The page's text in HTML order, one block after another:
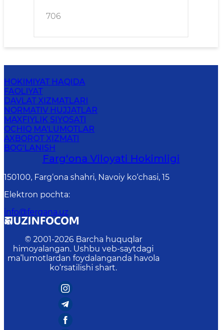
706
HOKIMIYAT HAQIDA
FAOLIYAT
DAVLAT XIZMATLARI
NORMATIV HUJJATLAR
MAXFIYLIK SIYOSATI
OCHIQ MA'LUMOTLAR
AXBOROT XIZMATI
BOG‘LANISH
Farg‘оnа Vilоyati Hоkimligi
150100, Fаrg‘оnа shаhri, Nаvоiy ko‘chаsi, 15
Elektron pochta:
info@fergana.uz
© 2001-2026 Barcha huquqlar
himoyalangan. Ushbu veb-saytdagi
ma’lumotlardan foydalanganda havola
ko‘rsatilishi shart.